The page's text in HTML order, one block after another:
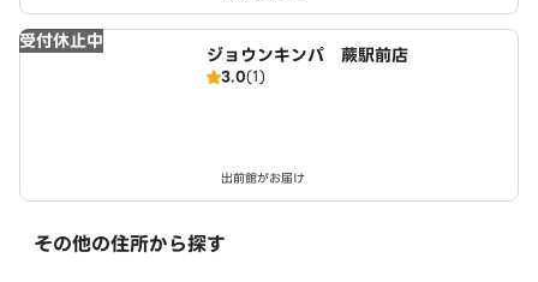
受付休止中
ジョウンキンパ 蕨駅前店
3.0(1)
出前館がお届け
その他の住所から探す